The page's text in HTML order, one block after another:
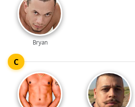
Bryan
C